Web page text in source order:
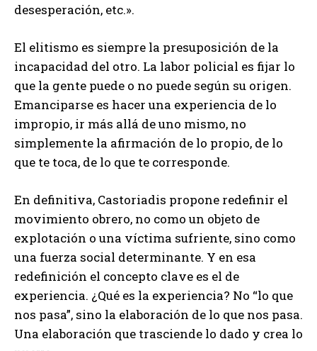
desesperación, etc.».
El elitismo es siempre la presuposición de la
incapacidad del otro. La labor policial es fijar lo
que la gente puede o no puede según su origen.
Emanciparse es hacer una experiencia de lo
impropio, ir más allá de uno mismo, no
simplemente la afirmación de lo propio, de lo
que te toca, de lo que te corresponde.
En definitiva, Castoriadis propone redefinir el
movimiento obrero, no como un objeto de
explotación o una víctima sufriente, sino como
una fuerza social determinante. Y en esa
redefinición el concepto clave es el de
experiencia. ¿Qué es la experiencia? No “lo que
nos pasa”, sino la elaboración de lo que nos pasa.
Una elaboración que trasciende lo dado y crea lo